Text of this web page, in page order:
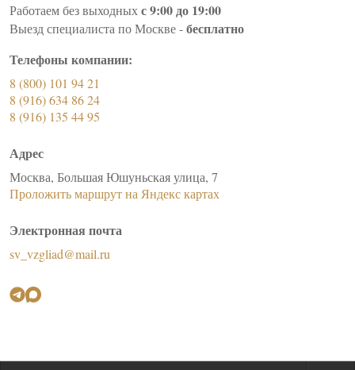
Работаем без выходныхс 9:00 до 19:00
Выезд специалиста по Москве -бесплатно
Телефоны компании:
8 (800) 101 94 21
8 (916) 634 86 24
8 (916) 135 44 95
Адрес
Москва, Большая Юшуньская улица, 7
Проложить маршрут на Яндекс картах
Электронная почта
sv_vzgliad@mail.ru